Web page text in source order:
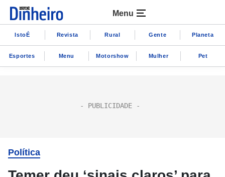
Menu
IstoÉ Revista Rural Gente Planeta
Esportes Menu Motorshow Mulher Pet
Política